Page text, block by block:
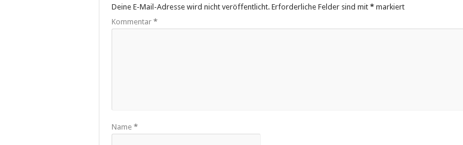
Deine E-Mail-Adresse wird nicht veröffentlicht. Erforderliche Felder sind mit * markiert
Kommentar *
Name *